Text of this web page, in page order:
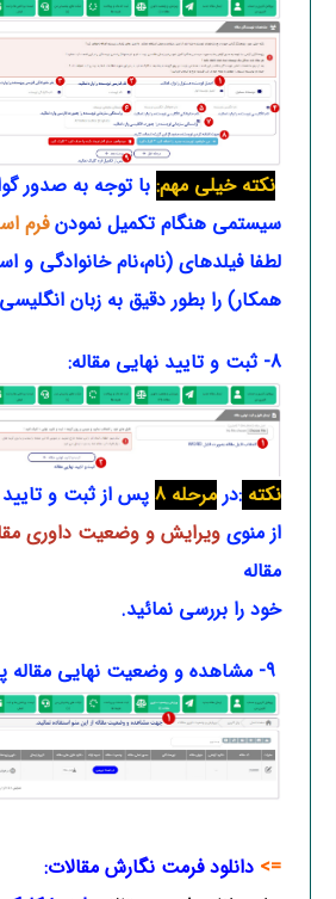
نکته خیلی مهم:با توجه به صدور
سیستمی هنگام تکمیل نمودنفرم
لطفا فیلدهای (نام،نام خانوادگی و
همکار) را بطور دقیق به زبان
8- ثبت و تایید نهایی مقاله:
نکته :در مرحله 8 پس از ثبت و تایید
از منوی ویرایش و وضعیت داوری
مقاله
خود را بررسی نمائید.
=> دانلود فرمت نگارش مقالات: